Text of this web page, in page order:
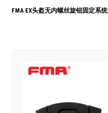
FMA EX头盔无内螺丝旋钮固定系统